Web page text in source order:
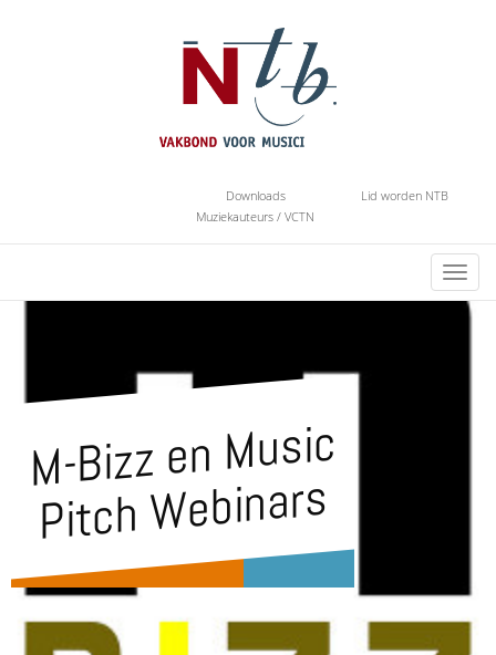
Downloads
Lid worden NTB
Muziekauteurs / VCTN
M-
Bizz en
Music
Pitch
Webinars